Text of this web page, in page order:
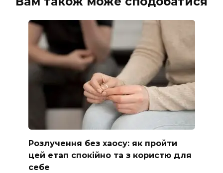
Розлучення без хаосу: як пройти
цей етап спокійно та з користю для
себе